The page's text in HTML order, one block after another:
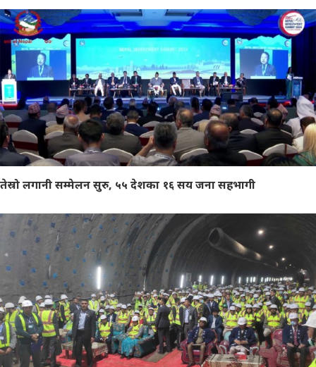
तेस्रो लगानी सम्मेलन सुरु, ५५ देशका १६ सय जना सहभागी